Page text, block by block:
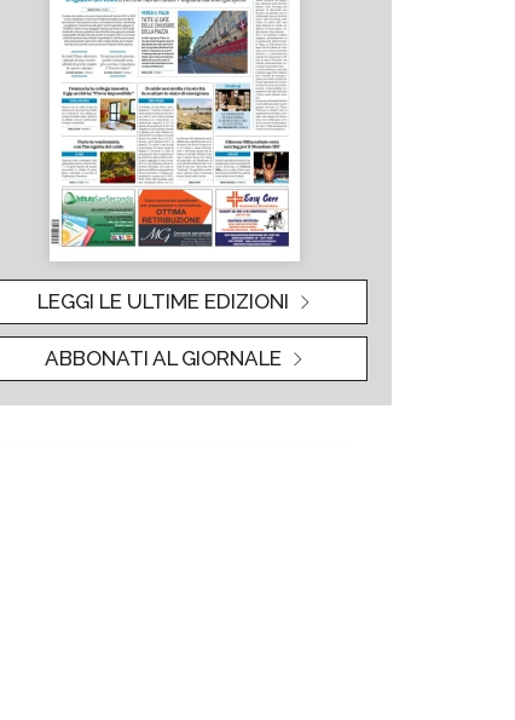
LEGGI LE ULTIME EDIZIONI
ABBONATI AL GIORNALE